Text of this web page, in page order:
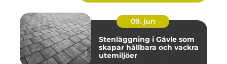
09. jun
Stenläggning i Gävle som
skapar hållbara och vackra
utemiljöer